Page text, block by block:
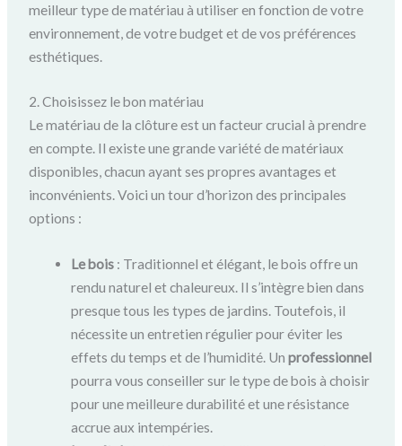
meilleur type de matériau à utiliser en fonction de votre
environnement, de votre budget et de vos préférences
esthétiques.
2. Choisissez le bon matériau
Le matériau de la clôture est un facteur crucial à prendre
en compte. Il existe une grande variété de matériaux
disponibles, chacun ayant ses propres avantages et
inconvénients. Voici un tour d’horizon des principales
options :
Le bois: Traditionnel et élégant, le bois offre un
rendu naturel et chaleureux. Il s’intègre bien dans
presque tous les types de jardins. Toutefois, il
nécessite un entretien régulier pour éviter les
effets du temps et de l’humidité. Un professionnel
pourra vous conseiller sur le type de bois à choisir
pour une meilleure durabilité et une résistance
accrue aux intempéries.